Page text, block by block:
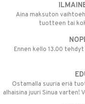
Aina maksuton
tuotteen tai
Ennen kello 13.00
Ostamalla suuria eriä
alhaisina juuri Sinua